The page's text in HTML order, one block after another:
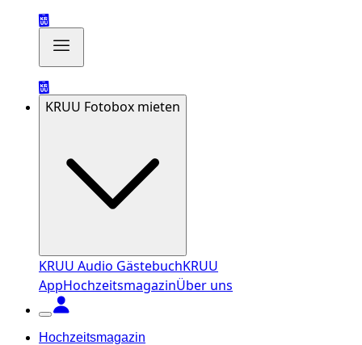
KRUU Fotobox mieten
KRUU Audio GästebuchKRUU
AppHochzeitsmagazinÜber uns
Hochzeitsmagazin